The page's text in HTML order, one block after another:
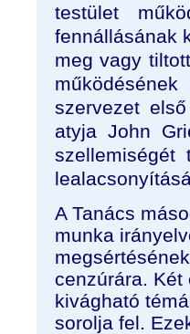
testület
fennállásának
meg vagy
szervezet
atyja John
szellemiségét
A Tanács
munka
cenzúrára.
kivágható
sorolja fel.